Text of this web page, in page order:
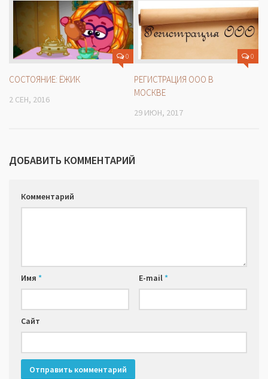
0
СОСТОЯНИЕ: ЁЖИК
2 СЕН, 2016
0
РЕГИСТРАЦИЯ ООО В
МОСКВЕ
29 ИЮН, 2017
ДОБАВИТЬ КОММЕНТАРИЙ
Комментарий
Имя * E-mail*
Сайт